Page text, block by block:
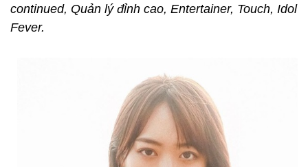
continued, Quản lý đỉnh cao, Entertainer, Touch, Idol
Fever.